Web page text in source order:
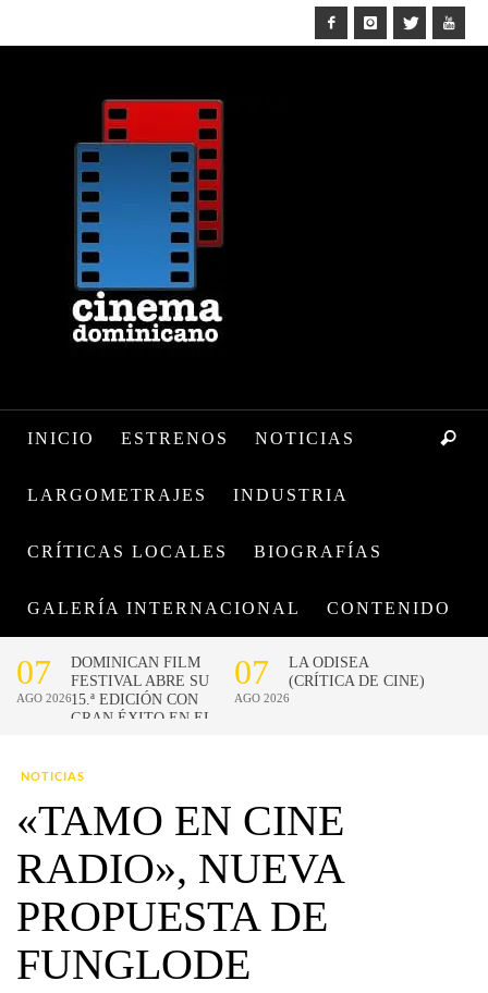
INICIO ESTRENOS NOTICIAS
LARGOMETRAJES INDUSTRIA
CRÍTICAS LOCALES BIOGRAFÍAS
GALERÍA INTERNACIONAL CONTENIDO
NOTICIAS
«TAMO EN CINE
RADIO», NUEVA
PROPUESTA DE
FUNGLODE